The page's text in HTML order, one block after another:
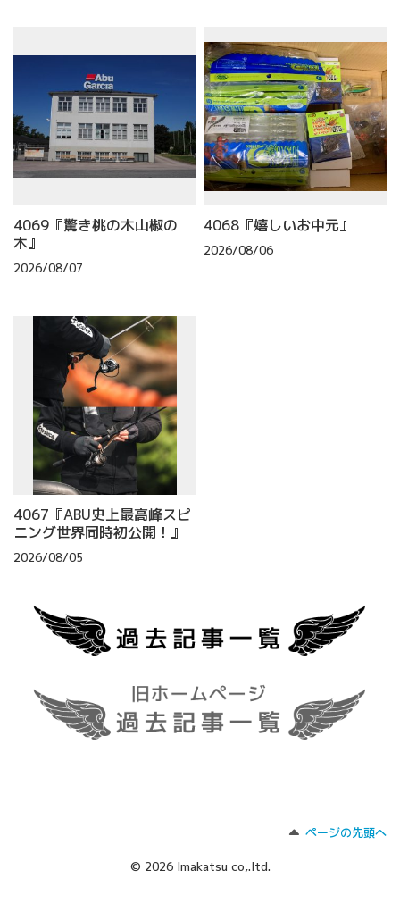
4069『驚き桃の木山椒の
木』
2026/08/07
4068『嬉しいお中元』
2026/08/06
4067『ABU史上最高峰スピ
ニング世界同時初公開！』
2026/08/05
ページの先頭へ
© 2026 Imakatsu co,.ltd.